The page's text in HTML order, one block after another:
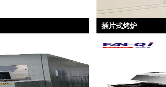
插片式烤炉